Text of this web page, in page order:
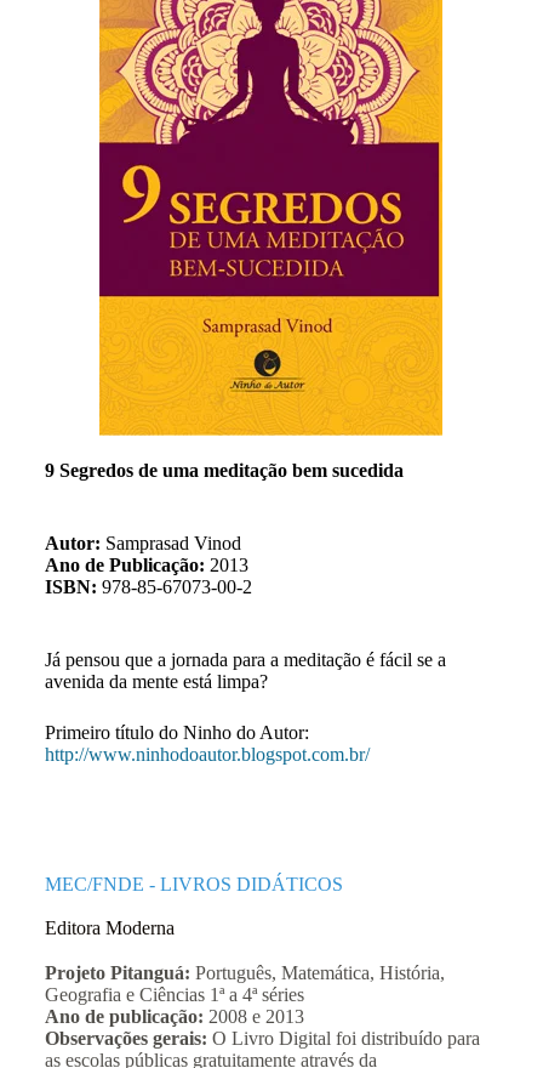
9 Segredos de uma meditação bem sucedida
Autor: Samprasad Vinod
Ano de Publicação: 2013
ISBN: 978-85-67073-00-2
Já pensou que a jornada para a meditação é fácil se a
avenida da mente está limpa?
Primeiro título do Ninho do Autor:
http://www.ninhodoautor.blogspot.com.br/
MEC/FNDE - LIVROS DIDÁTICOS
Editora Moderna
Projeto Pitanguá: Português, Matemática, História,
Geografia e Ciências 1ª a 4ª séries
Ano de publicação: 2008 e 2013
Observações gerais: O Livro Digital foi distribuído para
as escolas públicas gratuitamente através da